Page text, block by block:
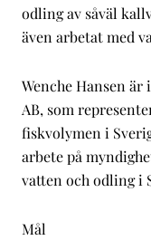
odling av såväl
även arbetat med
Wenche Hansen
AB, som
fiskvolymen i
arbete på
vatten och odling i
Mål